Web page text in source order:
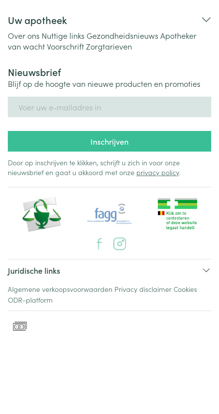
Uw apotheek
Over ons Nuttige links Gezondheidsnieuws Apotheker
van wachtVoorschriftZorgtarieven
Nieuwsbrief
Blijf op de hoogte van nieuwe producten en promoties
Inschrijven
Door op inschrijven te klikken, schrijft u zich in voor onze
nieuwsbrief en gaat u akkoord met onze privacy policy.
Juridische links
Algemene verkoopsvoorwaarden Privacy disclaimer Cookies
ODR-platform